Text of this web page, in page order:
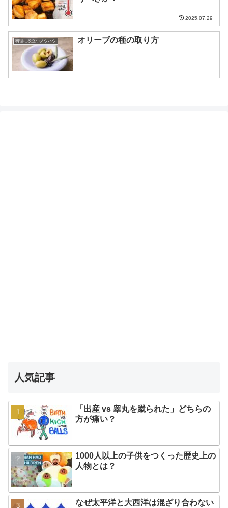
2025.07.29
料理に役立つノウハウ オリーブの種の取り方
人気記事
「出産 vs 睾丸を蹴られた」どちらの
方が痛い？
1000人以上の子供をつくった歴史上の
人物とは？
なぜ太平洋と大西洋は混ざり合わない